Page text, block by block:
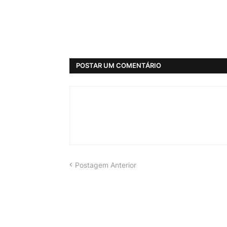
POSTAR UM COMENTÁRIO
Postagem Anterior